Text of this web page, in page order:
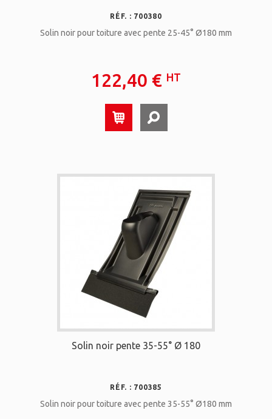
RÉF. : 700380
Solin noir pour toiture avec pente 25-45° Ø180 mm
122,40 € HT
Solin noir pente 35-55° Ø 180
RÉF. : 700385
Solin noir pour toiture avec pente 35-55° Ø180 mm